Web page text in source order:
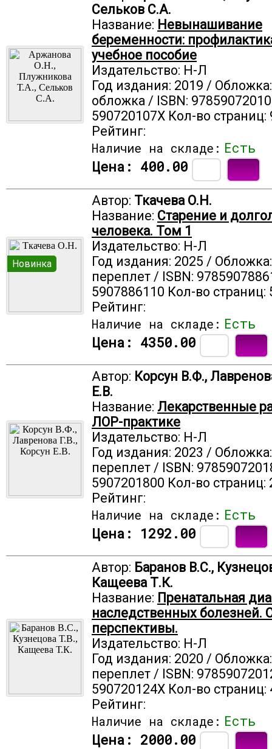
Сельков С.А.
Название: Невынашивание
беременности:
учебное пособие
Издательство: Н-Л
Год издания: 2019 /
обложка / ISBN:
590720107X Кол-во страниц:
Рейтинг:
Наличие на складе: Есть
Цена: 400.00
Новинка
Автор: Ткачева О.Н.
Название: Старение и
человека. Том 1
Издательство: Н-Л
Год издания: 2025 /
переплет / ISBN:
5907886110 Кол-во страниц:
Рейтинг:
Наличие на складе: Есть
Цена: 4350.00
Автор: Корсун В.Ф.,
Е.В.
Название: Лекарственные
ЛОР-практике
Издательство: Н-Л
Год издания: 2023 /
переплет / ISBN:
5907201800 Кол-во страниц:
Рейтинг:
Наличие на складе: Есть
Цена: 1292.00
Автор: Баранов В.С.,
Кащеева Т.К.
Название: Пренатальная
наследственных болезней.
перспективы.
Издательство: Н-Л
Год издания: 2020 /
переплет / ISBN:
590720124X Кол-во страниц:
Рейтинг:
Наличие на складе: Есть
Цена: 2000.00